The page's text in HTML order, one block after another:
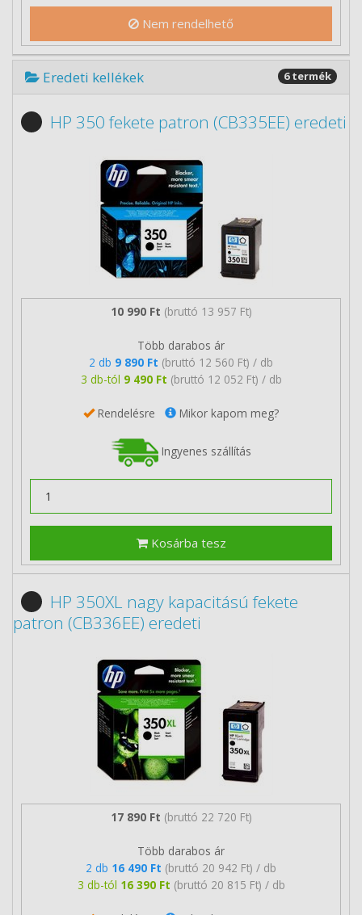
Nem rendelhető
Eredeti kellékek 6 termék
HP 350 fekete patron (CB335EE) eredeti
10 990 Ft (bruttó 13 957 Ft)
Több darabos ár
2 db 9 890 Ft (bruttó 12 560 Ft) / db
3 db-tól 9 490 Ft (bruttó 12 052 Ft) / db
Rendelésre Mikor kapom meg?
Ingyenes szállítás
Kosárba tesz
HP 350XL nagy kapacitású fekete
patron (CB336EE) eredeti
17 890 Ft (bruttó 22 720 Ft)
Több darabos ár
2 db 16 490 Ft (bruttó 20 942 Ft) / db
3 db-tól 16 390 Ft (bruttó 20 815 Ft) / db